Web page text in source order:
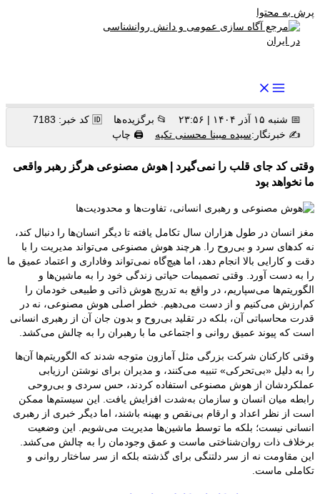
پرش به محتوا
📅 شنبه ۱۵ آذر ۱۴۰۴ | ۲۳:۵۶ 📂 برگزیده ها
🆔 کد خبر: 7183
✍️ خبرنگار:سیده مبینا محسنی تکیه 🖨 چاپ
وقتی کد جای قلب را نمی‌گیرد | هوش مصنوعی هرگز رهبر واقعی
ما نخواهد بود
مغز انسان در طول هزاران سال تکامل یافته تا دیگر انسان‌ها را دنبال کند،
نه کدهای سرد و بی‌روح را. هرچند هوش مصنوعی می‌تواند مدیریت را با
دقت و کارایی بالا انجام دهد، اما هیچ‌گاه نمی‌تواند وفاداری و اعتماد عمیق ما
را به دست آورد. وقتی تصمیمات حیاتی زندگی خود را به ماشین‌ها و
الگوریتم‌ها می‌سپاریم، در واقع به تدریج هوش ذاتی و طبیعی خودمان را
کم‌ارزش می‌کنیم و از دست می‌دهیم. خطر اصلی هوش مصنوعی، نه در
قدرت محاسباتی آن، بلکه در تقلید بی‌روح و بدون جان آن از رهبری انسانی
است که پیوند عمیق روانی و اجتماعی ما با رهبران را به چالش می‌کشد.
وقتی کارکنان شرکت بزرگی مثل آمازون متوجه شدند که الگوریتم‌ها آن‌ها
را به دلیل «بی‌تحرکی» تنبیه می‌کنند، و مدیران برای نوشتن ارزیابی
عملکردشان از هوش مصنوعی استفاده کردند، حس سردی و بی‌روحی
رابطه میان انسان و سازمان به‌شدت افزایش یافت. این سیستم‌ها ممکن
است از نظر اعداد و ارقام بی‌نقص و بهینه باشند، اما دیگر خبری از رهبری
انسانی نیست؛ بلکه ما توسط ماشین‌ها مدیریت می‌شویم. این وضعیت
برخلاف ذات روان‌شناختی ماست و عمق وجودمان را به چالش می‌کشد.
این مقاومت نه از سر دلتنگی برای گذشته بلکه از سر ساختار روانی و
تکاملی ماست.